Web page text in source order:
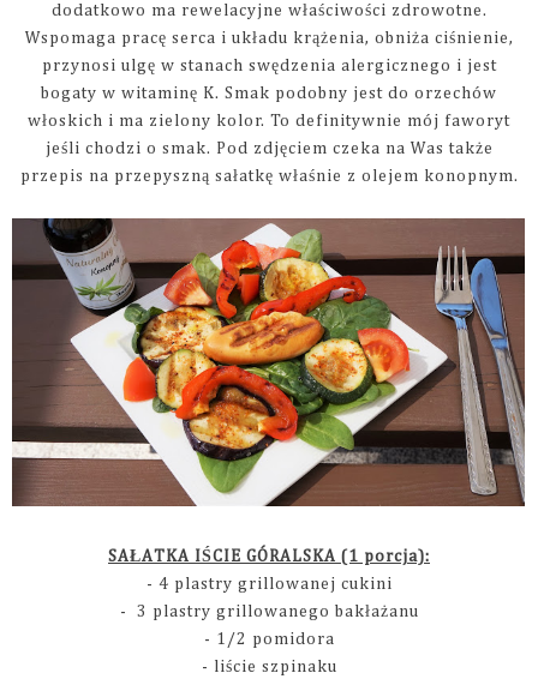
dodatkowo ma rewelacyjne właściwości zdrowotne.
Wspomaga pracę serca i układu krążenia, obniża ciśnienie,
przynosi ulgę w stanach swędzenia alergicznego i jest
bogaty w witaminę K. Smak podobny jest do orzechów
włoskich i ma zielony kolor. To definitywnie mój faworyt
jeśli chodzi o smak. Pod zdjęciem czeka na Was także
przepis na przepyszną sałatkę właśnie z olejem konopnym.
SAŁATKA IŚCIE GÓRALSKA (1 porcja):
- 4 plastry grillowanej cukini
- 3 plastry grillowanego bakłażanu
- 1/2 pomidora
- liście szpinaku